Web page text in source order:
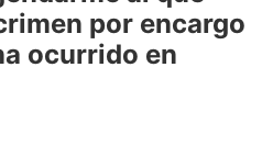
por encargo
ocurrido en